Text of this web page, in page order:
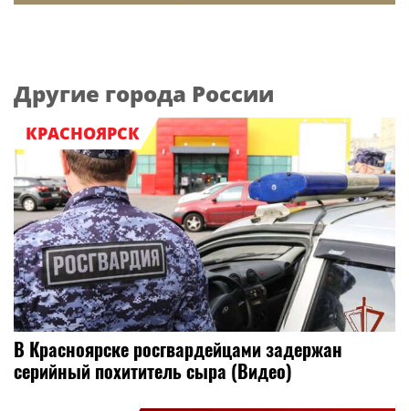
Другие города России
КРАСНОЯРСК
В Красноярске росгвардейцами задержан
серийный похититель сыра (Видео)